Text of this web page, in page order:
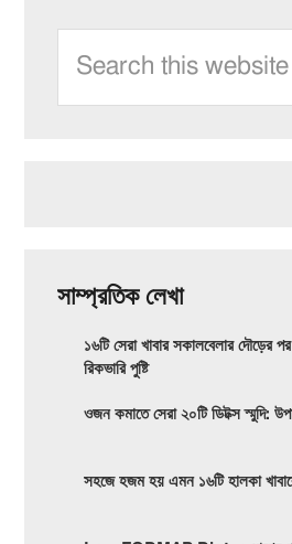
Sidebar
this
website
সাম্প্রতিক লেখা
১৬টি সেরা খাবার সকালবেলার দৌড়ের
রিকভারি পুষ্টি
ওজন কমাতে সেরা ২০টি ডিটক্স স্মুদি:
সহজে হজম হয় এমন ১৬টি হালকা